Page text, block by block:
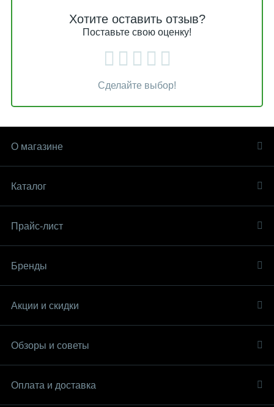
Хотите оставить отзыв?
Поставьте свою оценку!
Сделайте выбор!
О магазине
Каталог
Прайс-лист
Бренды
Акции и скидки
Обзоры и советы
Оплата и доставка